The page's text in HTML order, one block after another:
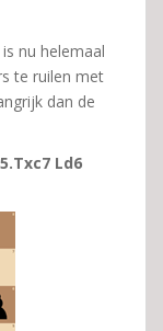
nu helemaal
te ruilen met
dan de
Ld6